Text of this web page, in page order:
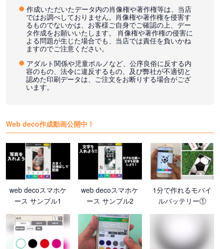
作成いただいたデータ内の肖像権や著作権等は、当店
ではお調べしておりません。肖像権や著作権を侵害す
るものでないかは、お客様ご自身でご確認の上、デー
タ作成をお願いいたします。 肖像権や著作権の侵害に
よる問題が生じた場合でも、当店では責任を負いかね
ますのでご注意ください。
アダルト関係や児童ポルノなど、公序良俗に反する内
容のもの、法令に違反するもの、及び弊社が不適切と
認めた印刷データは、ご注文をお断りする場合がござ
います。
Web deco作成動画公開中！
web decoスマホケ
ース サンプル1
web decoスマホケ
ース サンプル2
1分で作れるモバイ
ルバッテリー①